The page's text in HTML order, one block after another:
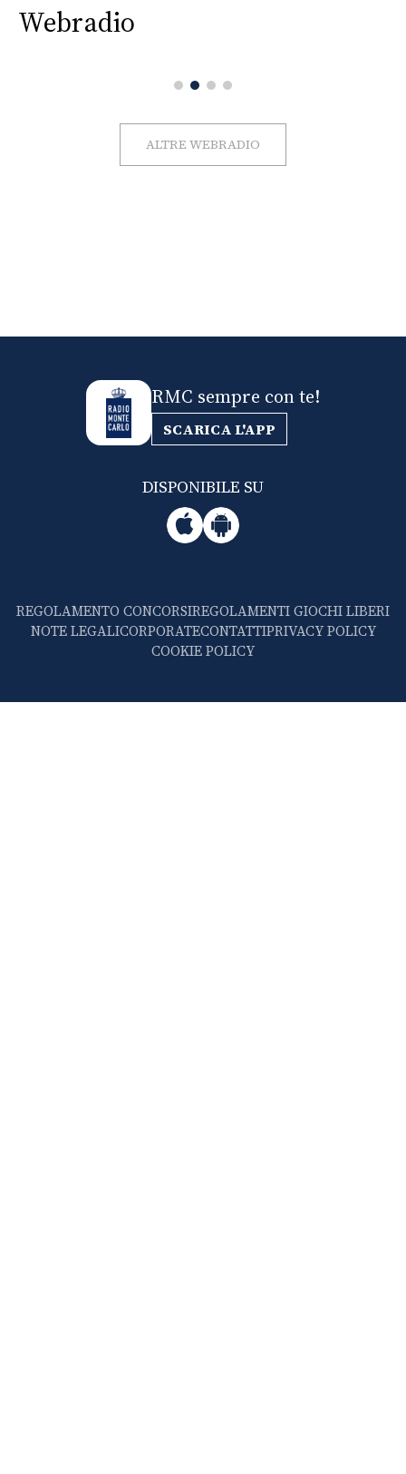
Webradio
ALTRE WEBRADIO
RMC sempre con te!
SCARICA L'APP
DISPONIBILE SU
REGOLAMENTO CONCORSIREGOLAMENTI GIOCHI LIBERI
NOTE LEGALICORPORATECONTATTIPRIVACY POLICY
COOKIE POLICY